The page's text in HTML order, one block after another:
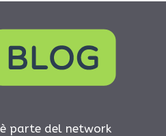
parte del network